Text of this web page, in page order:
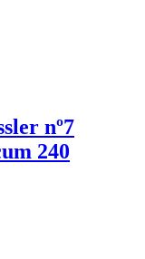
nº7
240